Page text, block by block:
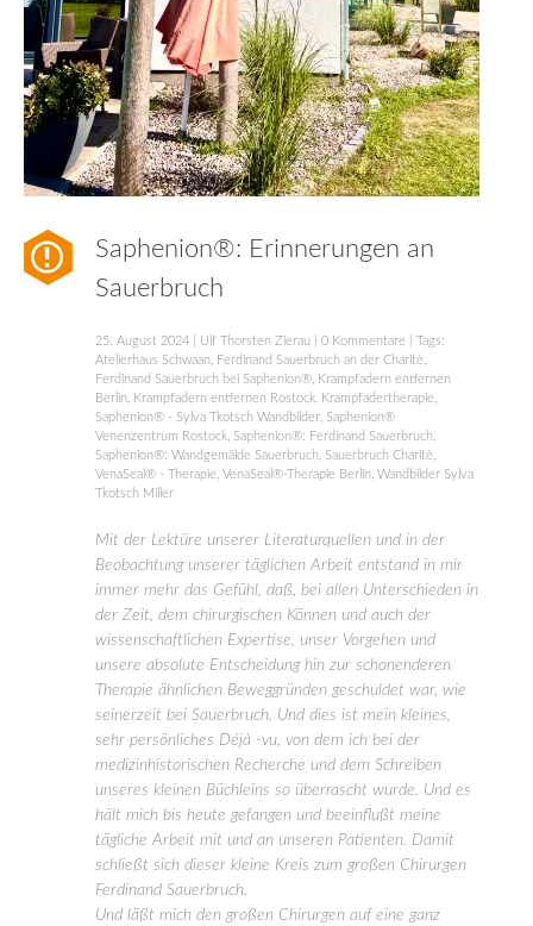
Saphenion®: Erinnerungen an
Sauerbruch
25. August 2024 Ulf Thorsten Zierau 0 Kommentare | Tags:
Atelierhaus Schwaan, Ferdinand Sauerbruch an der Charitè,
Ferdinand Sauerbruch bei Saphenion®, Krampfadern entfernen
Berlin, Krampfadern entfernen Rostock, Krampfadertherapie,
Saphenion® - Sylva Tkotsch Wandbilder, Saphenion®
Venenzentrum Rostock, Saphenion®: Ferdinand Sauerbruch,
Saphenion®: Wandgemälde Sauerbruch, Sauerbruch Charitè,
VenaSeal® - Therapie, VenaSeal®-Therapie Berlin, Wandbilder Sylva
Tkotsch Miller
Mit der Lektüre unserer Literaturquellen und in der
Beobachtung unserer täglichen Arbeit entstand in mir
immer mehr das Gefühl, daß, bei allen Unterschieden in
der Zeit, dem chirurgischen Können und auch der
wissenschaftlichen Expertise, unser Vorgehen und
unsere absolute Entscheidung hin zur schonenderen
Therapie ähnlichen Beweggründen geschuldet war, wie
seinerzeit bei Sauerbruch. Und dies ist mein kleines,
sehr persönliches Déjà -vu, von dem ich bei der
medizinhistorischen Recherche und dem Schreiben
unseres kleinen Büchleins so überrascht wurde. Und es
hält mich bis heute gefangen und beeinflußt meine
tägliche Arbeit mit und an unseren Patienten. Damit
schließt sich dieser kleine Kreis zum großen Chirurgen
Ferdinand Sauerbruch.
Und läßt mich den großen Chirurgen auf eine ganz